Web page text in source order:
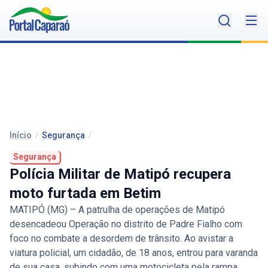
Início / Segurança /
Segurança
Polícia Militar de Matipó recupera
moto furtada em Betim
MATIPÓ (MG) – A patrulha de operações de Matipó
desencadeou Operação no distrito de Padre Fialho com
foco no combate a desordem de trânsito. Ao avistar a
viatura policial, um cidadão, de 18 anos, entrou para varanda